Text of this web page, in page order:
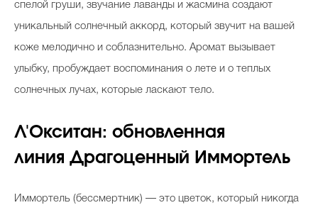
спелой груши, звучание лаванды и жасмина создают
уникальный солнечный аккорд, который звучит на вашей
коже мелодично и соблазнительно. Аромат вызывает
улыбку, пробуждает воспоминания о лете и о теплых
солнечных лучах, которые ласкают тело.
Л'Окситан: обновленная
линия Драгоценный Иммортель
Иммортель (бессмертник) — это цветок, который никогда